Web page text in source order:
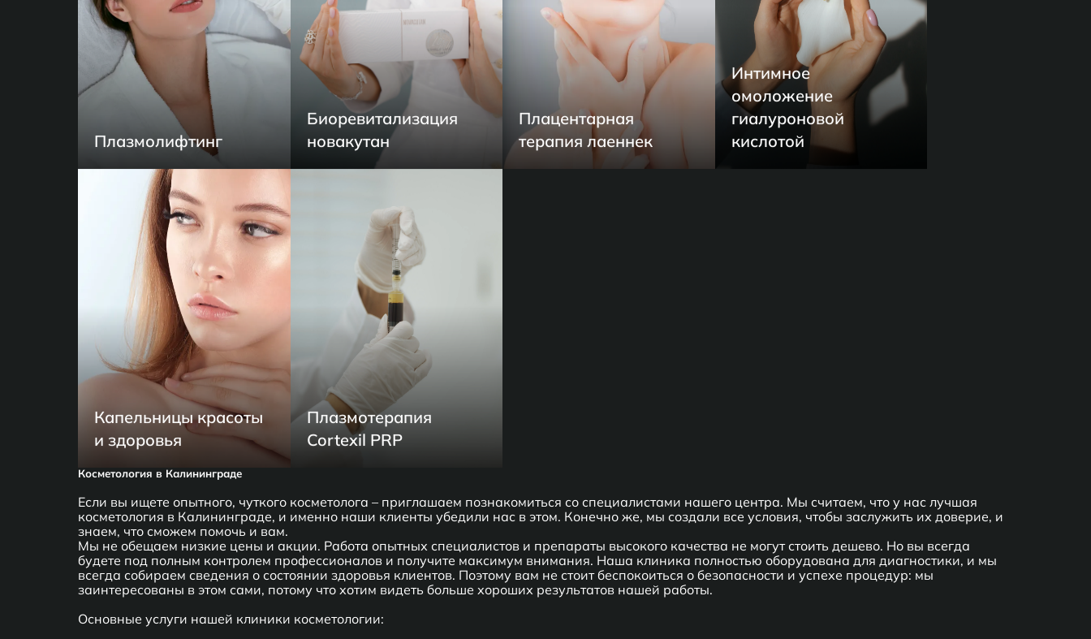
Плазмолифтинг
Биоревитализация
новакутан
Плацентарная
терапия лаеннек
Интимное
омоложение
гиалуроновой
кислотой
Капельницы красоты
и здоровья
Плазмотерапия
Cortexil PRP
Косметология в Калининграде
Если вы ищете опытного, чуткого косметолога – приглашаем познакомиться со специалистами нашего центра. Мы считаем, что у нас лучшая
косметология в Калининграде, и именно наши клиенты убедили нас в этом. Конечно же, мы создали все условия, чтобы заслужить их доверие, и
знаем, что сможем помочь и вам.
Мы не обещаем низкие цены и акции. Работа опытных специалистов и препараты высокого качества не могут стоить дешево. Но вы всегда
будете под полным контролем профессионалов и получите максимум внимания. Наша клиника полностью оборудована для диагностики, и мы
всегда собираем сведения о состоянии здоровья клиентов. Поэтому вам не стоит беспокоиться о безопасности и успехе процедур: мы
заинтересованы в этом сами, потому что хотим видеть больше хороших результатов нашей работы.
Основные услуги нашей клиники косметологии: